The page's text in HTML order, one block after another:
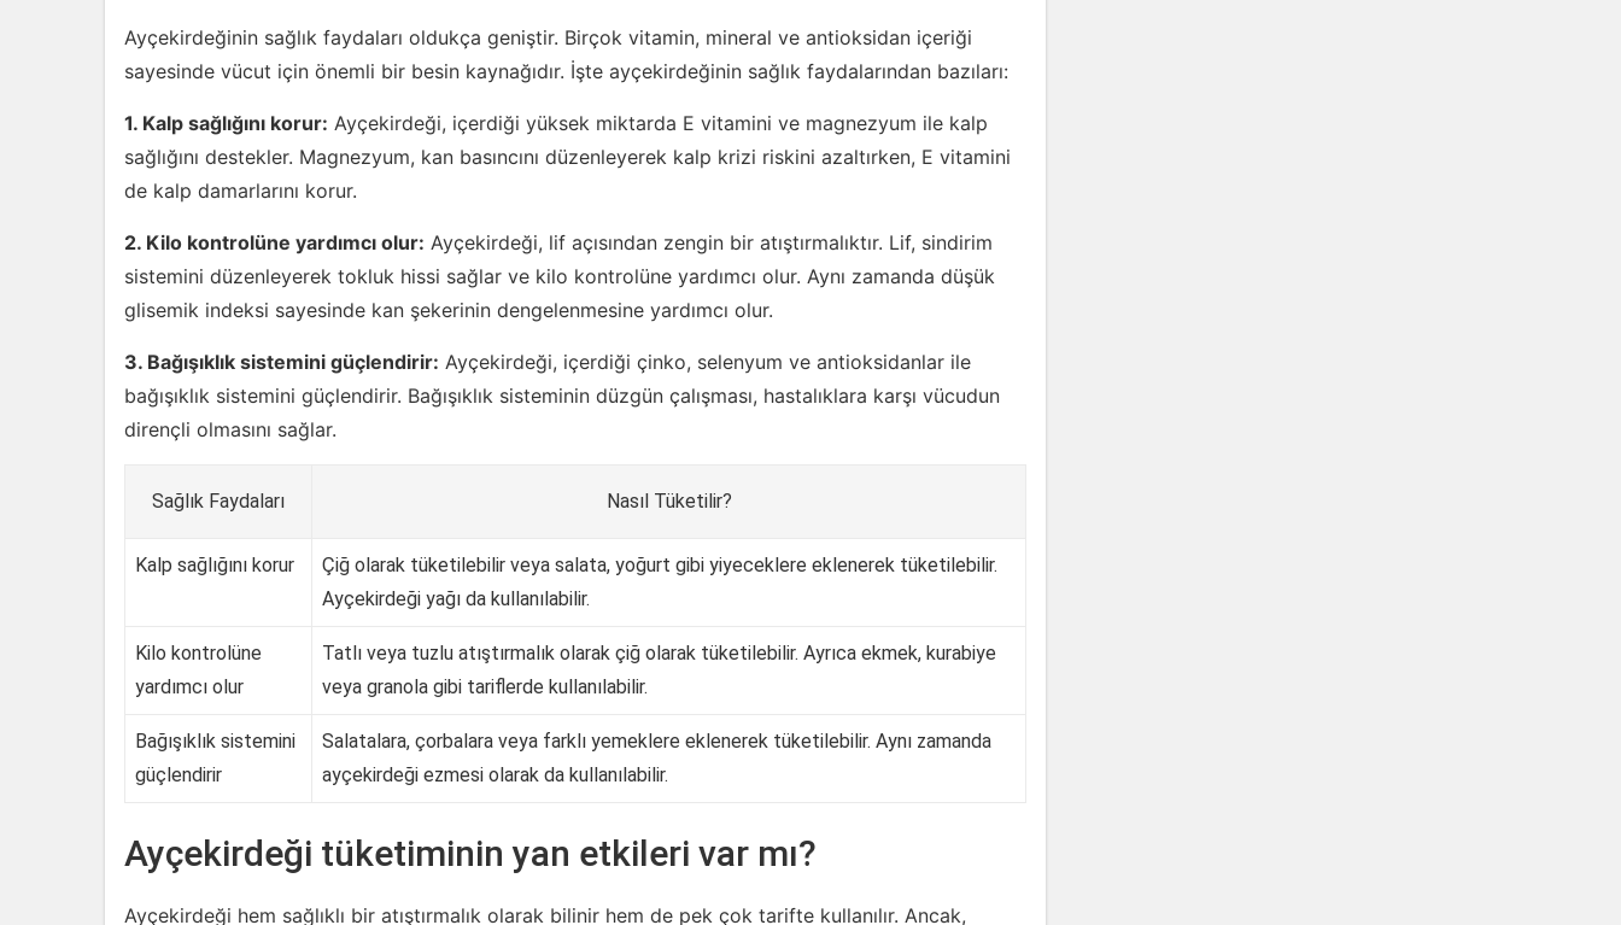
Ayçekirdeğinin sağlık faydaları oldukça geniştir. Birçok vitamin, mineral ve antioksidan içeriği
sayesinde vücut için önemli bir besin kaynağıdır. İşte ayçekirdeğinin sağlık faydalarından bazıları:
1. Kalp sağlığını korur: Ayçekirdeği, içerdiği yüksek miktarda E vitamini ve magnezyum ile kalp
sağlığını destekler. Magnezyum, kan basıncını düzenleyerek kalp krizi riskini azaltırken, E vitamini
de kalp damarlarını korur.
2. Kilo kontrolüne yardımcı olur: Ayçekirdeği, lif açısından zengin bir atıştırmalıktır. Lif, sindirim
sistemini düzenleyerek tokluk hissi sağlar ve kilo kontrolüne yardımcı olur. Aynı zamanda düşük
glisemik indeksi sayesinde kan şekerinin dengelenmesine yardımcı olur.
3. Bağışıklık sistemini güçlendirir: Ayçekirdeği, içerdiği çinko, selenyum ve antioksidanlar ile
bağışıklık sistemini güçlendirir. Bağışıklık sisteminin düzgün çalışması, hastalıklara karşı vücudun
dirençli olmasını sağlar.
Sağlık Faydaları Nasıl Tüketilir?
Kalp sağlığını korur
Çiğ olarak tüketilebilir veya salata, yoğurt gibi yiyeceklere eklenerek tüketilebilir.
Ayçekirdeği yağı da kullanılabilir.
Kilo kontrolüne
yardımcı olur
Tatlı veya tuzlu atıştırmalık olarak çiğ olarak tüketilebilir. Ayrıca ekmek, kurabiye
veya granola gibi tariflerde kullanılabilir.
Bağışıklık sistemini
güçlendirir
Salatalara, çorbalara veya farklı yemeklere eklenerek tüketilebilir. Aynı zamanda
ayçekirdeği ezmesi olarak da kullanılabilir.
Ayçekirdeği tüketiminin yan etkileri var mı?
Ayçekirdeği hem sağlıklı bir atıştırmalık olarak bilinir hem de pek çok tarifte kullanılır. Ancak,